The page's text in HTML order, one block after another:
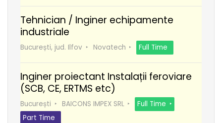
Tehnician / Inginer echipamente
industriale
București, jud. Ilfov Novatech Full Time
Inginer proiectant Instalații feroviare
(SCB, CE, ERTMS etc)
București BAICONS IMPEX SRL
Full Time
Part Time